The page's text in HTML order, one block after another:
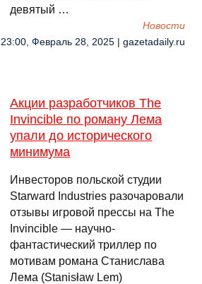
девятый …
Новости
23:00, Февраль 28, 2025 | gazetadaily.ru
Акции разработчиков The
Invincible по роману Лема
упали до исторического
минимума
Инвесторов польской студии
Starward Industries разочаровали
отзывы игровой прессы на The
Invincible — научно-
фантастический триллер по
мотивам романа Станислава
Лема (Stanisław Lem)